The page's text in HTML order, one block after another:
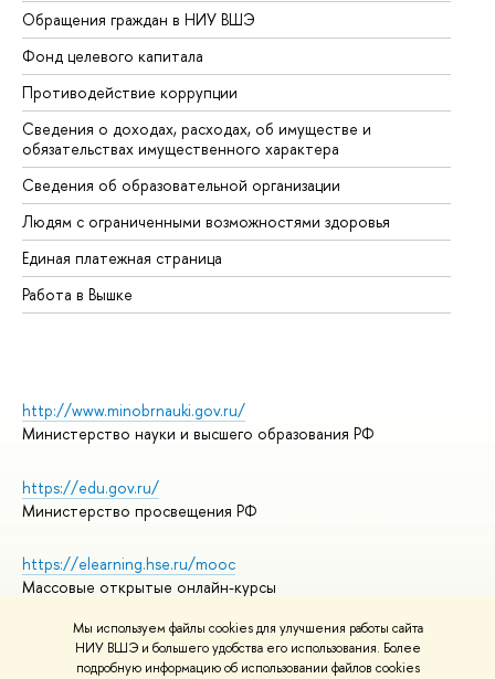
Мы используем файлы cookies для улучшения работы сайта
НИУ ВШЭ и большего удобства его использования. Более
подробную информацию об использовании файлов cookies
Обращения граждан в НИУ ВШЭ
Фонд целевого капитала
Противодействие коррупции
Сведения о доходах, расходах, об имуществе и
обязательствах имущественного характера
Сведения об образовательной организации
Людям с ограниченными возможностями здоровья
Единая платежная страница
Работа в Вышке
http://www.minobrnauki.gov.ru/
Министерство науки и высшего образования РФ
https://edu.gov.ru/
Министерство просвещения РФ
https://elearning.hse.ru/mooc
Массовые открытые онлайн-курсы
© НИУ ВШЭ 1993–2026 Адреса и контакты